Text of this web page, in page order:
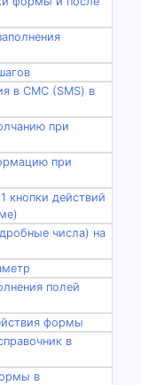
в СМС (SMS) в
при
при
кнопки действий
числа) на
полей
формы
в
в